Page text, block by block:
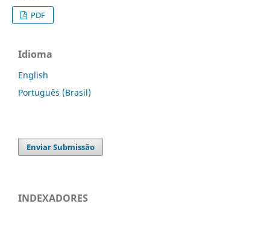
PDF
Idioma
English
Português (Brasil)
Enviar Submissão
INDEXADORES